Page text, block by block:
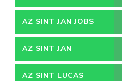
AZ SINT JAN JOBS
AZ SINT JAN
VACATURES
AZ SINT LUCAS